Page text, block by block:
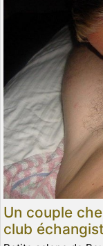
Un couple
club